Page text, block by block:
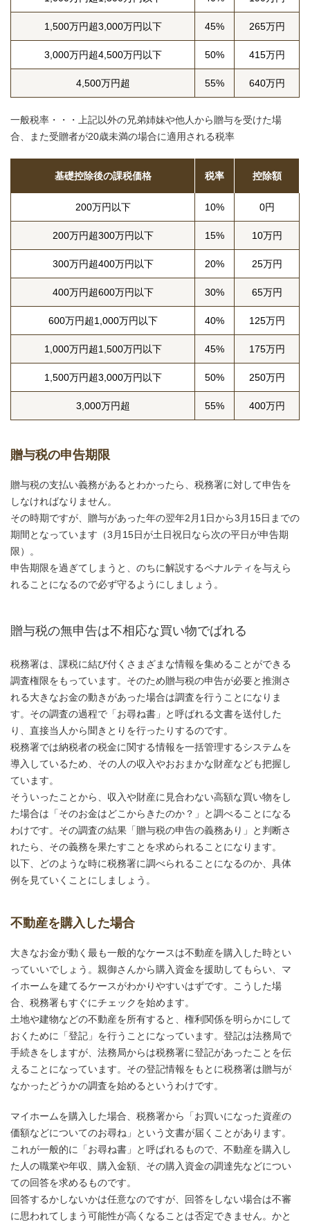
1,500万円超3,000万円以下 45% 265万円
3,000万円超4,500万円以下 50% 415万円
4,500万円超 55% 640万円
一般税率・・・上記以外の兄弟姉妹や他人から贈与を受けた場
合、また受贈者が20歳未満の場合に適用される税率
基礎控除後の課税価格 税率 控除額
200万円以下 10% 0円
200万円超300万円以下 15% 10万円
300万円超400万円以下 20% 25万円
400万円超600万円以下 30% 65万円
600万円超1,000万円以下 40% 125万円
1,000万円超1,500万円以下 45% 175万円
1,500万円超3,000万円以下 50% 250万円
3,000万円超 55% 400万円
贈与税の申告期限
贈与税の支払い義務があるとわかったら、税務署に対して申告を
しなければなりません。
その時期ですが、贈与があった年の翌年2月1日から3月15日までの
期間となっています（3月15日が土日祝日なら次の平日が申告期
限）。
申告期限を過ぎてしまうと、のちに解説するペナルティを与えら
れることになるので必ず守るようにしましょう。
贈与税の無申告は不相応な買い物でばれる
税務署は、課税に結び付くさまざまな情報を集めることができる
調査権限をもっています。そのため贈与税の申告が必要と推測さ
れる大きなお金の動きがあった場合は調査を行うことになりま
す。その調査の過程で「お尋ね書」と呼ばれる文書を送付した
り、直接当人から聞きとりを行ったりするのです。
税務署では納税者の税金に関する情報を一括管理するシステムを
導入しているため、その人の収入やおおまかな財産なども把握し
ています。
そういったことから、収入や財産に見合わない高額な買い物をし
た場合は「そのお金はどこからきたのか？」と調べることになる
わけです。その調査の結果「贈与税の申告の義務あり」と判断さ
れたら、その義務を果たすことを求められることになります。
以下、どのような時に税務署に調べられることになるのか、具体
例を見ていくことにしましょう。
不動産を購入した場合
大きなお金が動く最も一般的なケースは不動産を購入した時とい
っていいでしょう。親御さんから購入資金を援助してもらい、マ
イホームを建てるケースがわかりやすいはずです。こうした場
合、税務署もすぐにチェックを始めます。
土地や建物などの不動産を所有すると、権利関係を明らかにして
おくために「登記」を行うことになっています。登記は法務局で
手続きをしますが、法務局からは税務署に登記があったことを伝
えることになっています。その登記情報をもとに税務署は贈与が
なかったどうかの調査を始めるというわけです。
マイホームを購入した場合、税務署から「お買いになった資産の
価額などについてのお尋ね」という文書が届くことがあります。
これが一般的に「お尋ね書」と呼ばれるもので、不動産を購入し
た人の職業や年収、購入金額、その購入資金の調達先などについ
ての回答を求めるものです。
回答するかしないかは任意なのですが、回答をしない場合は不審
に思われてしまう可能性が高くなることは否定できません。かと